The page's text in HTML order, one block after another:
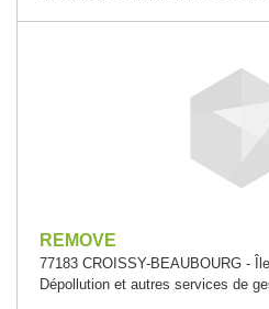
REMOVE
77183 CROISSY-BEAUBOURG -
Dépollution et autres services de